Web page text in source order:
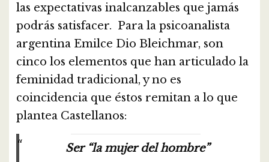
las expectativas inalcanzables que jamás
podrás satisfacer. Para la psicoanalista
argentina Emilce Dio Bleichmar, son
cinco los elementos que han articulado la
feminidad tradicional, y no es
coincidencia que éstos remitan a lo que
plantea Castellanos:
Ser “la mujer del hombre”